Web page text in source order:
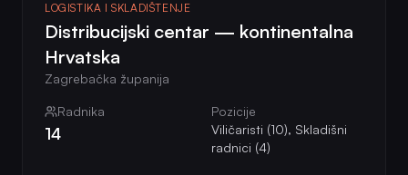
LOGISTIKA I SKLADIŠTENJE
Distribucijski centar — kontinentalna
Hrvatska
Zagrebačka županija
Radnika
14
Pozicije
Viličaristi (10), Skladišni
radnici (4)